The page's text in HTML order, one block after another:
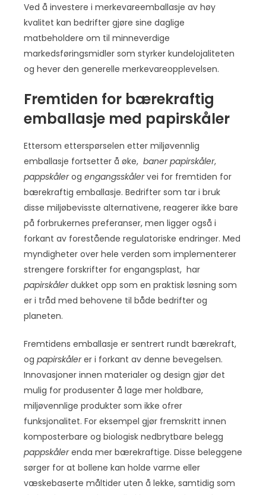
Ved å investere i merkevareemballasje av høy
kvalitet kan bedrifter gjøre sine daglige
matbeholdere om til minneverdige
markedsføringsmidler som styrker kundelojaliteten
og hever den generelle merkevareopplevelsen.
Fremtiden for bærekraftig
emballasje med papirskåler
Ettersom etterspørselen etter miljøvennlig
emballasje fortsetter å øke, baner papirskåler,
pappskålerog engangsskålervei for fremtiden for
bærekraftig emballasje. Bedrifter som tar i bruk
disse miljøbevisste alternativene, reagerer ikke bare
på forbrukernes preferanser, men ligger også i
forkant av forestående regulatoriske endringer. Med
myndigheter over hele verden som implementerer
strengere forskrifter for engangsplast, har
papirskålerdukket opp som en praktisk løsning som
er i tråd med behovene til både bedrifter og
planeten.
Fremtidens emballasje er sentrert rundt bærekraft,
og papirskålerer i forkant av denne bevegelsen.
Innovasjoner innen materialer og design gjør det
mulig for produsenter å lage mer holdbare,
miljøvennlige produkter som ikke ofrer
funksjonalitet. For eksempel gjør fremskritt innen
komposterbare og biologisk nedbrytbare belegg
pappskålerenda mer bærekraftige. Disse beleggene
sørger for at bollene kan holde varme eller
væskebaserte måltider uten å lekke, samtidig som